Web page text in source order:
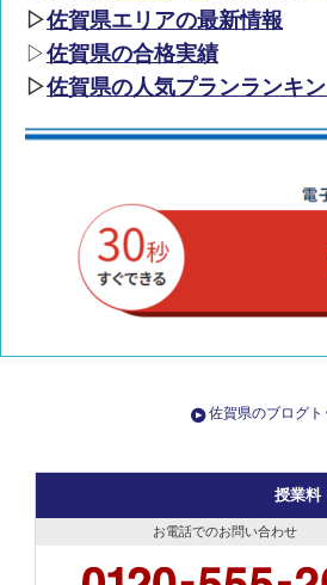
▷佐賀県エリアの最新情報
▷佐賀県の合格実績
▷佐賀県の人気プランランキ
佐賀県のブログ
授業料
お電話でのお問い合わせ